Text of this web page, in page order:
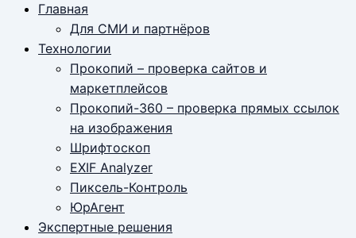
Главная
Для СМИ и партнёров
Технологии
Прокопий – проверка сайтов и
маркетплейсов
Прокопий-360 – проверка прямых ссылок
на изображения
Шрифтоскоп
EXIF Analyzer
Пиксель-Контроль
ЮрАгент
Экспертные решения